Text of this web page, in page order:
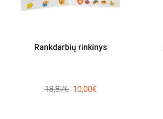
Rankdarbių rinkinys
18,87€ Original
10,00€